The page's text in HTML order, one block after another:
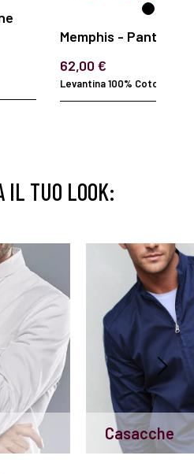
Memphis - Pantalone
62,00 €
Levantina 100% Cotone
IL TUO LOOK:
Casacche